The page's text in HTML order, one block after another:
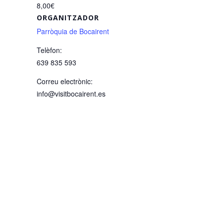
8,00€
ORGANITZADOR
Parròquia de Bocairent
Telèfon:
639 835 593
Correu electrònic:
info@visitbocairent.es